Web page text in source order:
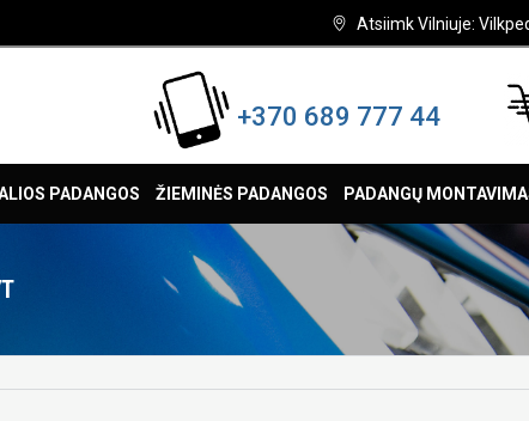
Atsiimk Vilniuje:
+370 689 777 44
PADANGOS ŽIEMINĖS PADANGOS PADANGŲ